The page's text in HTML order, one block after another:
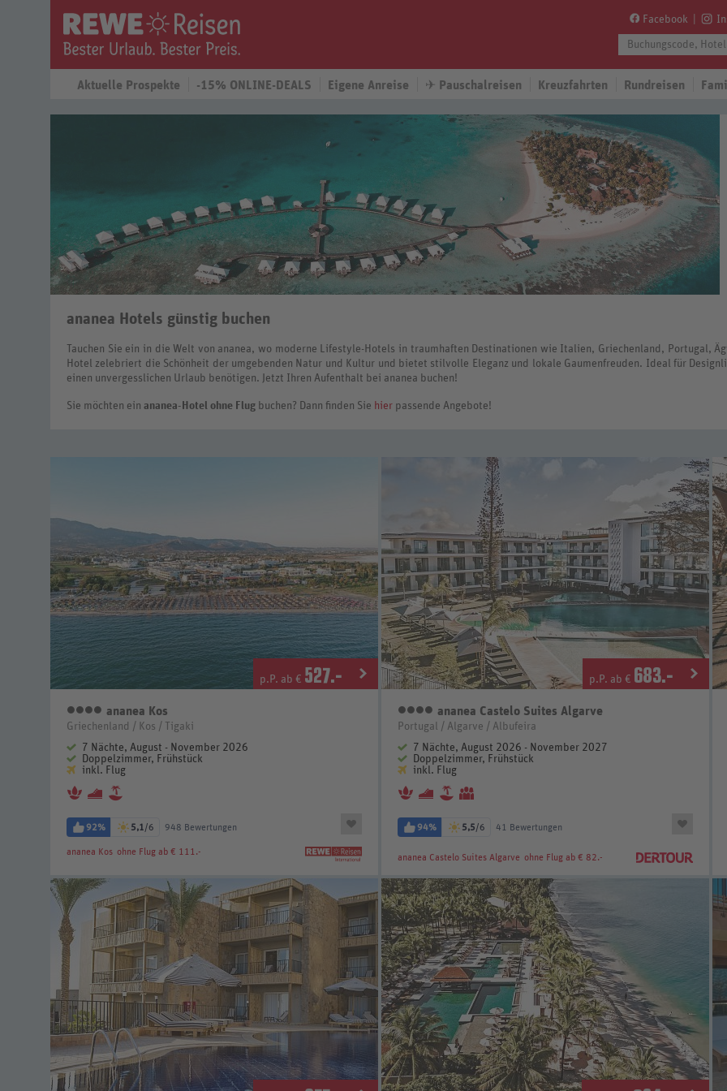
Facebook
Aktuelle Prospekte -15% ONLINE-DEALS Eigene Anreise ✈ Pauschalreisen Kreuzfahrten Rundreisen
ananea Hotels günstig buchen
Tauchen Sie ein in die Welt von ananea, wo moderne Lifestyle-Hotels in traumhaften Destinationen wie Italien, Griechenland, Portugal,
Hotel zelebriert die Schönheit der umgebenden Natur und Kultur und bietet stilvolle Eleganz und lokale Gaumenfreuden. Ideal für
einen unvergesslichen Urlaub benötigen. Jetzt Ihren Aufenthalt bei ananea buchen!
Sie möchten ein ananea-Hotel ohne Flug buchen? Dann finden Sie hier passende Angebote!
p.P. ab € 527.-
4 Sterne
ananea Kos
Griechenland / Kos / Tigaki
7 Nächte, August - November 2026
Doppelzimmer, Frühstück
inkl. Flug
92% 5,1/6 948 Bewertungen
ananea Kos ohne Flug ab € 111.-
p.P. ab € 683.-
4 Sterne
ananea Castelo Suites Algarve
Portugal / Algarve / Albufeira
7 Nächte, August 2026 - November 2027
Doppelzimmer, Frühstück
inkl. Flug
94% 5,5/6 41 Bewertungen
ananea Castelo Suites Algarve ohne Flug ab € 82.-